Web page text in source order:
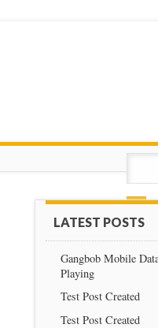
LATEST POSTS
Gangbob Mobile
Playing
Test Post Created
Test Post Created